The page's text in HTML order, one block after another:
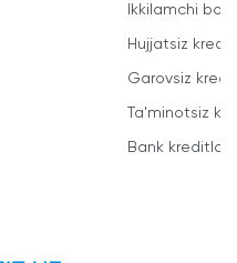
Ikkilamchi
Hujjatsiz
Garovsiz
Ta'minotsiz
Bank kreditlari